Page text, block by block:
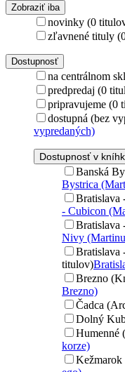
Zobraziť iba
novinky (0
zľavnené tituly
Dostupnosť
na centrálnom
predpredaj (0
pripravujeme (0
dostupná (bez
vypredaných)
Dostupnosť v
Banská
Bystrica
Bratislava
- Cubicon
Bratislava
Nivy
Bratislava
titulov)
Brezno
Brezno)
Čadca
Dolný
Humenné
korze)